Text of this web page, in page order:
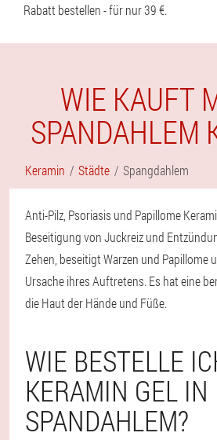
Rabatt bestellen - für nur 39 €.
WIE KAUFT
SPANDAHLEM
Keramin Städte Spangdahlem
Anti-Pilz, Psoriasis und Papillome
Beseitigung von Juckreiz und
Zehen, beseitigt Warzen und Papillome
Ursache ihres Auftretens. Es hat eine
die Haut der Hände und Füße.
WIE BESTELLE
KERAMIN GEL IN
SPANDAHLEM?